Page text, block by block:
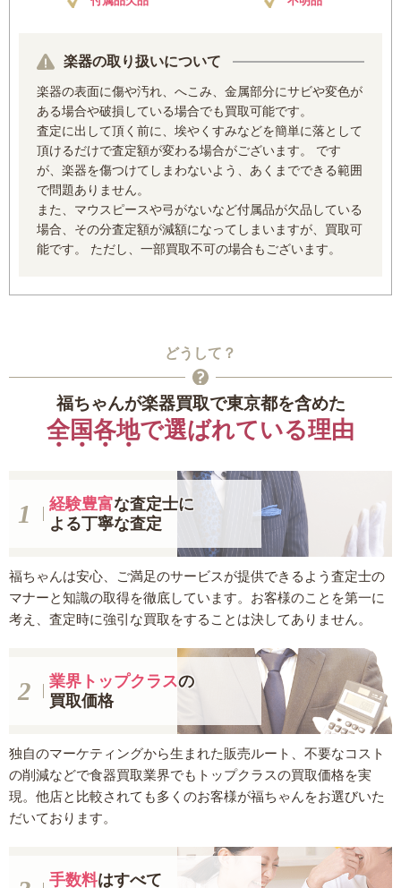
楽器の取り扱いについて
楽器の表面に傷や汚れ、へこみ、金属部分にサビや変色が
ある場合や破損している場合でも買取可能です。
査定に出して頂く前に、埃やくすみなどを簡単に落として
頂けるだけで査定額が変わる場合がございます。 です
が、楽器を傷つけてしまわないよう、あくまでできる範囲
で問題ありません。
また、マウスピースや弓がないなど付属品が欠品している
場合、その分査定額が減額になってしまいますが、買取可
能です。 ただし、一部買取不可の場合もございます。
どうして？
福ちゃんが楽器買取で東京都を含めた
全国各地で選ばれている理由
経験豊富な査定士に
よる丁寧な査定
福ちゃんは安心、ご満足のサービスが提供できるよう査定士の
マナーと知識の取得を徹底しています。お客様のことを第一に
考え、査定時に強引な買取をすることは決してありません。
業界トップクラスの
買取価格
独自のマーケティングから生まれた販売ルート、不要なコスト
の削減などで食器買取業界でもトップクラスの買取価格を実
現。他店と比較されても多くのお客様が福ちゃんをお選びいた
だいております。
手数料はすべて